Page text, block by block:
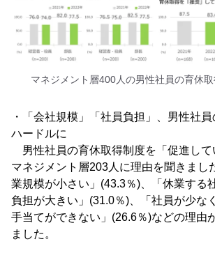
マネジメント層400人の男性社員の育休
・「会社規模」「社員負担」、男性社
ハードルに
男性社員の育休取得制度を「促進して
マネジメント層203人に理由を聞きまし
業規模が小さい」(43.3％)、「休業する
負担が大きい」(31.0％)、「社員が少な
手当てができない」(26.6％)などの理由
ました。